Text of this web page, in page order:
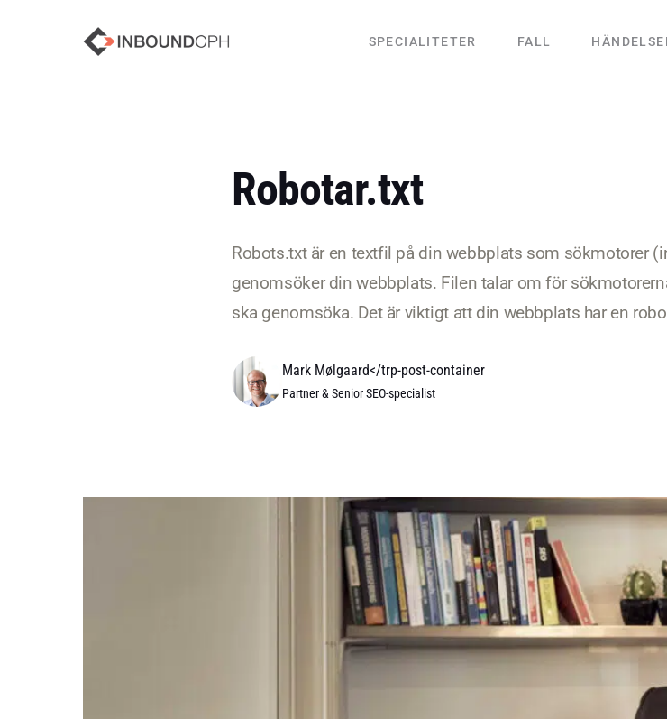
SPECIALITETER FALL
Robotar.txt
Robots.txt är en textfil på din webbplats som sökmotorer
genomsöker din webbplats. Filen talar om för
ska genomsöka. Det är viktigt att din webbplats har en
Mark Mølgaard</trp-post-container
Partner & Senior SEO-specialist